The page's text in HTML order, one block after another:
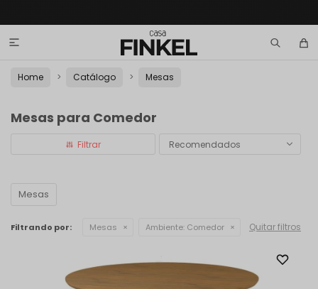

Home Catálogo Mesas
Mesas para Comedor
Recomendados
Mesas
Filtrando por: Mesas Ambiente: Comedor Quitar filtros